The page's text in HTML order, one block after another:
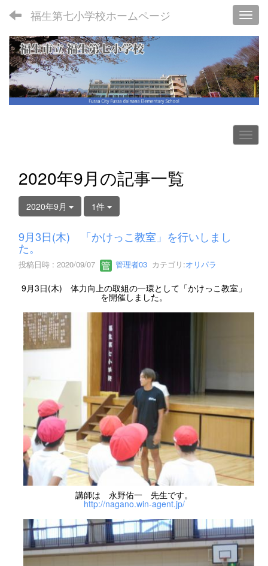
福生第七小学校ホームページ
2020年9月の記事一覧
2020年9月 1件
9月3日(木) 「かけっこ教室」を行いしまし
た。
投稿日時 : 2020/09/07 管理者03 カテゴリ:オリパラ
9月3日(木) 体力向上の取組の一環として「かけっこ教室」
を開催しました。
講師は 永野佑一 先生です。
http://nagano.win-agent.jp/